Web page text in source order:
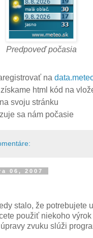
Predpoveď počasia
na
html kód na
svoju stránku
sa nám počasie
06, 2007
stalo, že potrebujete
použiť niekoho
zvuku slúži